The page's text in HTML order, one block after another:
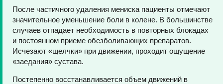
После частичного удаления мениска пациенты отмечают
значительное уменьшение боли в колене. В большинстве
случаев отпадает необходимость в повторных блокадах
и постоянном приеме обезболивающих препаратов.
Исчезают «щелчки» при движении, проходит ощущение
«заедания» сустава.
Постепенно восстанавливается объем движений в